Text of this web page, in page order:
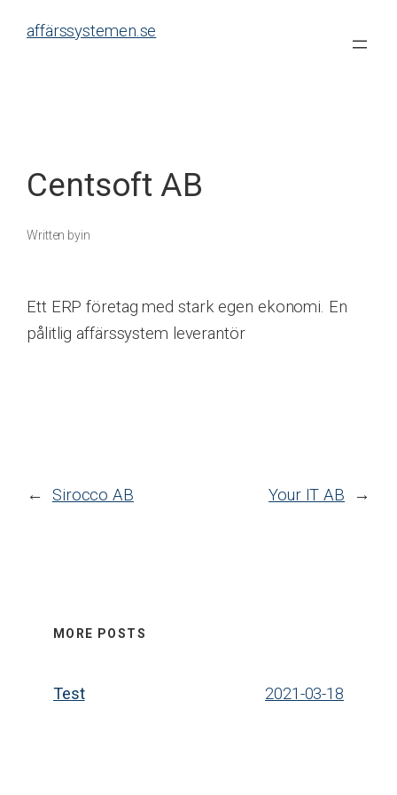
affärssystemen.se
Centsoft AB
Written byin
Ett ERP företag med stark egen ekonomi. En
pålitlig affärssystem leverantör
← Sirocco AB Your IT AB →
MORE POSTS
Test 2021-03-18